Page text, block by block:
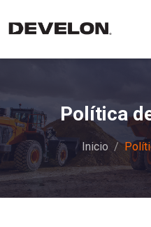
Política
Inicio